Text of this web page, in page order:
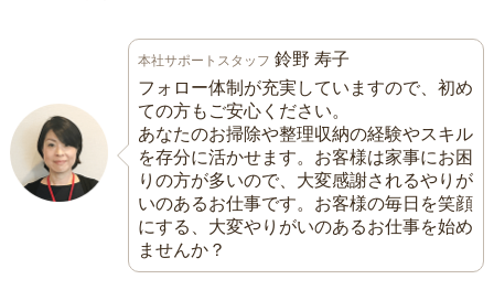
本社サポートスタッフ 鈴野 寿子
フォロー体制が充実していますので、初め
ての方もご安心ください。
あなたのお掃除や整理収納の経験やスキル
を存分に活かせます。お客様は家事にお困
りの方が多いので、大変感謝されるやりが
いのあるお仕事です。お客様の毎日を笑顔
にする、大変やりがいのあるお仕事を始め
ませんか？